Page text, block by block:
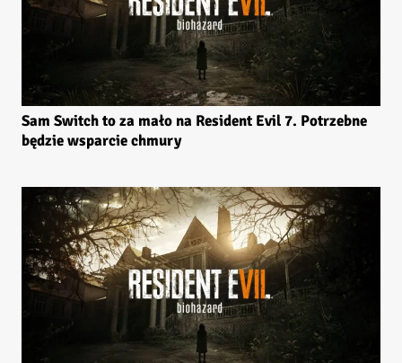
Sam Switch to za mało na Resident Evil 7. Potrzebne
będzie wsparcie chmury